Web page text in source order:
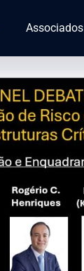
Associados